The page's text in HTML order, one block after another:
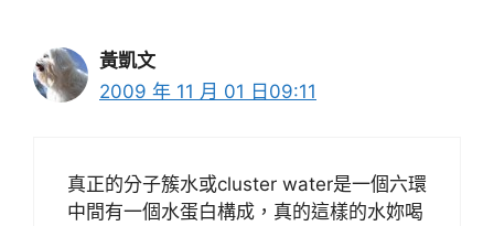
黃凱文
2009 年 11 月 01 日09:11
真正的分子簇水或cluster water是一個六環
中間有一個水蛋白構成，真的這樣的水妳喝